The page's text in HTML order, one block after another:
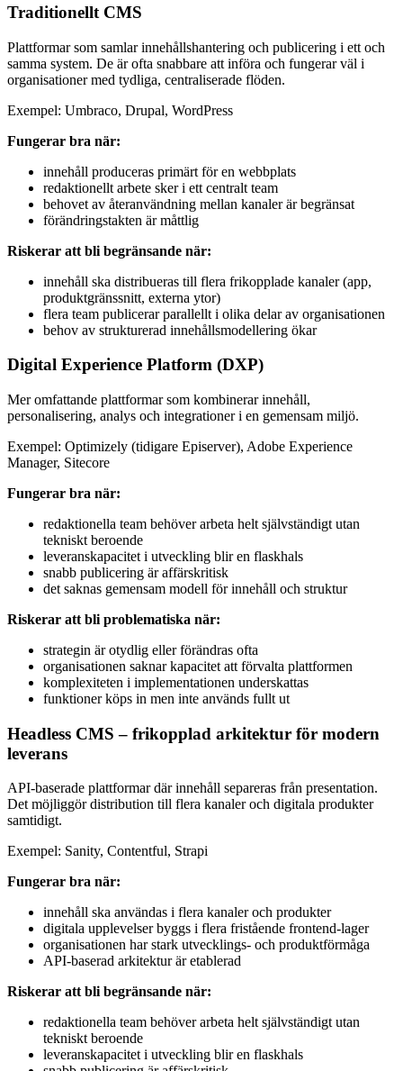
Traditionellt CMS
Plattformar som samlar innehållshantering och publicering i ett och
samma system. De är ofta snabbare att införa och fungerar väl i
organisationer med tydliga, centraliserade flöden.
Exempel: Umbraco, Drupal, WordPress
Fungerar bra när:
innehåll produceras primärt för en webbplats
redaktionellt arbete sker i ett centralt team
behovet av återanvändning mellan kanaler är begränsat
förändringstakten är måttlig
Riskerar att bli begränsande när:
innehåll ska distribueras till flera frikopplade kanaler (app,
produktgränssnitt, externa ytor)
flera team publicerar parallellt i olika delar av organisationen
behov av strukturerad innehållsmodellering ökar
Digital Experience Platform (DXP)
Mer omfattande plattformar som kombinerar innehåll,
personalisering, analys och integrationer i en gemensam miljö.
Exempel: Optimizely (tidigare Episerver), Adobe Experience
Manager, Sitecore
Fungerar bra när:
redaktionella team behöver arbeta helt självständigt utan
tekniskt beroende
leveranskapacitet i utveckling blir en flaskhals
snabb publicering är affärskritisk
det saknas gemensam modell för innehåll och struktur
Riskerar att bli problematiska när:
strategin är otydlig eller förändras ofta
organisationen saknar kapacitet att förvalta plattformen
komplexiteten i implementationen underskattas
funktioner köps in men inte används fullt ut
Headless CMS – frikopplad arkitektur för modern
leverans
API-baserade plattformar där innehåll separeras från presentation.
Det möjliggör distribution till flera kanaler och digitala produkter
samtidigt.
Exempel: Sanity, Contentful, Strapi
Fungerar bra när:
innehåll ska användas i flera kanaler och produkter
digitala upplevelser byggs i flera fristående frontend-lager
organisationen har stark utvecklings- och produktförmåga
API-baserad arkitektur är etablerad
Riskerar att bli begränsande när:
redaktionella team behöver arbeta helt självständigt utan
tekniskt beroende
leveranskapacitet i utveckling blir en flaskhals